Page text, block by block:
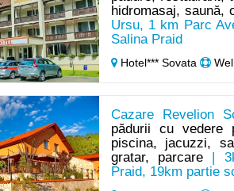
hidromasaj, saună,
Ursu, 1 km Parc
Salina Praid
Hotel*** Sovata
Cazare Revelion
pădurii cu vedere
piscina, jacuzzi,
gratar, parcare|
Praid, 19km partie